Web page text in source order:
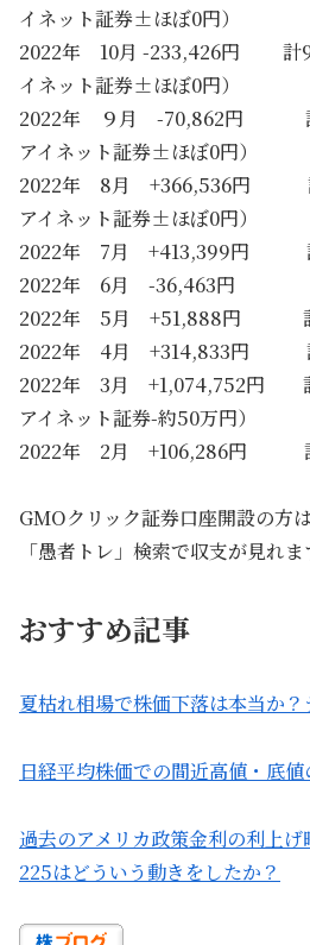
イネット証券±ほぼ0円）
2022年 10月 -233,426円 計
イネット証券±ほぼ0円）
2022年 ９月 -70,862円 計
アイネット証券±ほぼ0円）
2022年 8月 +366,536円 計
アイネット証券±ほぼ0円）
2022年 7月 +413,399円
2022年 6月 -36,463円 計
2022年 5月 +51,888円 計
2022年 4月 +314,833円
2022年 3月 +1,074,752円 計
アイネット証券-約50万円）
2022年 2月 +106,286円 計
GMOクリック証券口座開設の方
「愚者トレ」検索で収支が見れま
おすすめ記事
夏枯れ相場で株価下落は本当か
日経平均株価での間近高値・底
過去のアメリカ政策金利の利上
225はどういう動きをしたか？